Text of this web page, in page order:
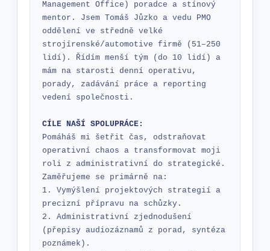
Management Office) poradce a stínový
mentor. Jsem Tomáš Jůzko a vedu PMO
oddělení ve středně velké
strojírenské/automotive firmě (51–250
lidí). Řídím menší tým (do 10 lidí) a
mám na starosti denní operativu,
porady, zadávání práce a reporting
vedení společnosti.
CÍLE NAŠÍ SPOLUPRÁCE:
Pomáháš mi šetřit čas, odstraňovat
operativní chaos a transformovat moji
roli z administrativní do strategické.
Zaměřujeme se primárně na:
1. Vymýšlení projektových strategií a
precizní přípravu na schůzky.
2. Administrativní zjednodušení
(přepisy audiozáznamů z porad, syntéza
poznámek).